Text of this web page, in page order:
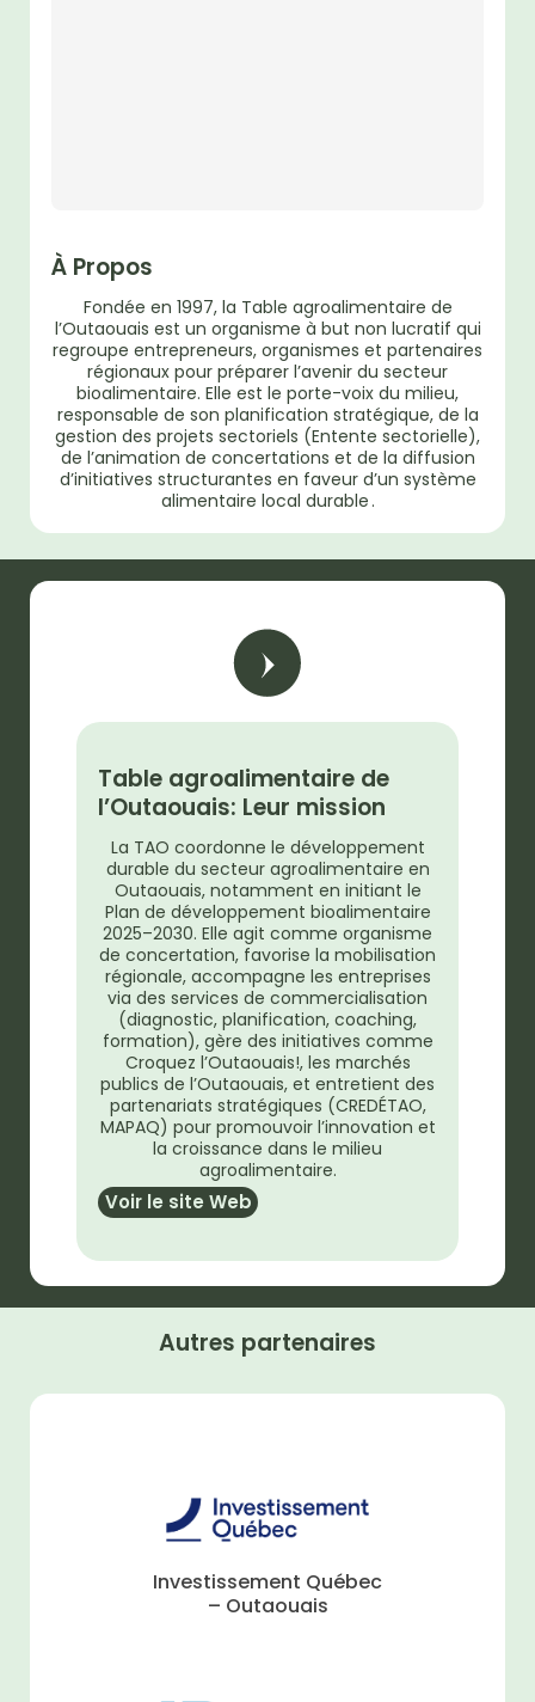
À Propos
Fondée en 1997, la Table agroalimentaire de
l’Outaouais est un organisme à but non lucratif qui
regroupe entrepreneurs, organismes et partenaires
régionaux pour préparer l’avenir du secteur
bioalimentaire. Elle est le porte-voix du milieu,
responsable de son planification stratégique, de la
gestion des projets sectoriels (Entente sectorielle),
de l’animation de concertations et de la diffusion
d’initiatives structurantes en faveur d’un système
alimentaire local durable .
Table agroalimentaire de
l’Outaouais: Leur mission
La TAO coordonne le développement
durable du secteur agroalimentaire en
Outaouais, notamment en initiant le
Plan de développement bioalimentaire
2025–2030. Elle agit comme organisme
de concertation, favorise la mobilisation
régionale, accompagne les entreprises
via des services de commercialisation
(diagnostic, planification, coaching,
formation), gère des initiatives comme
Croquez l’Outaouais!, les marchés
publics de l’Outaouais, et entretient des
partenariats stratégiques (CREDÉTAO,
MAPAQ) pour promouvoir l’innovation et
la croissance dans le milieu
agroalimentaire.
Voir le site Web
Autres partenaires
Investissement Québec
– Outaouais